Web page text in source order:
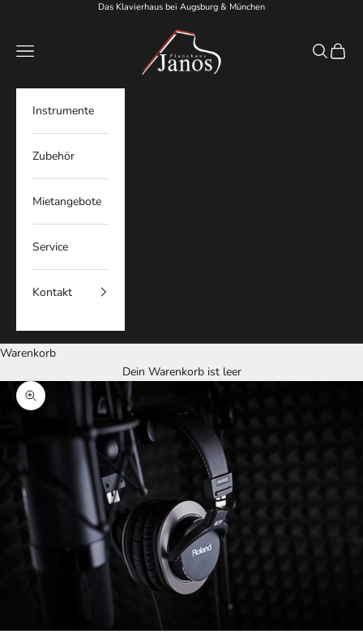
Zum Inhalt springenDas Klavierhaus bei Augsburg & München
Pianohaus Janos
Menü
Suchen
Instrumente
Zubehör
Mietangebote
Service
Kontakt
Warenkorb
Dein Warenkorb ist leer
Bild vergrößern